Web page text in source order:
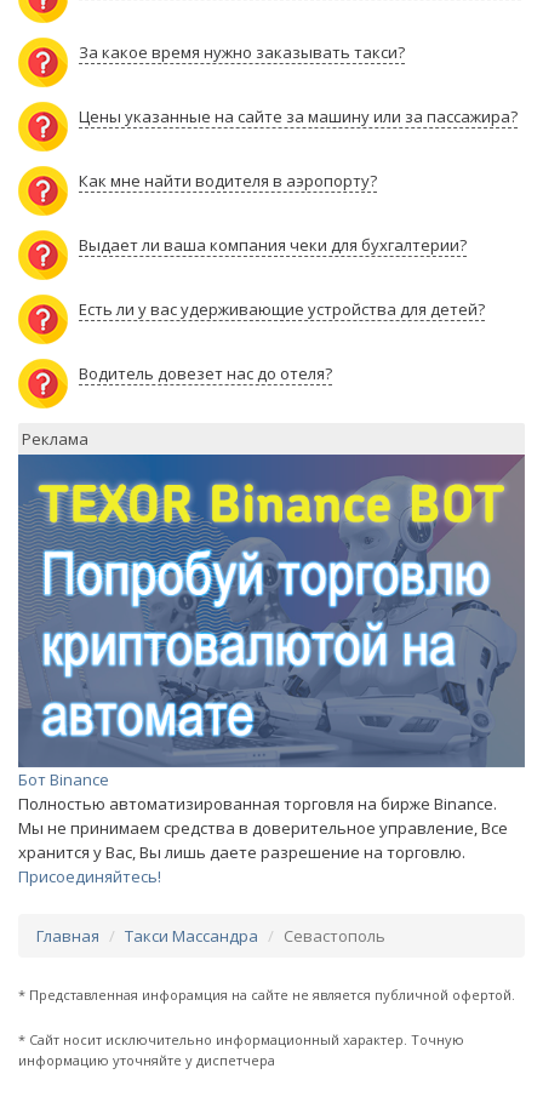
За какое время нужно заказывать такси?
Цены указанные на сайте за машину или за пассажира?
Как мне найти водителя в аэропорту?
Выдает ли ваша компания чеки для бухгалтерии?
Есть ли у вас удерживающие устройства для детей?
Водитель довезет нас до отеля?
Реклама
Бот Binance
Полностью автоматизированная торговля на бирже Binance.
Мы не принимаем средства в доверительное управление, Все
хранится у Вас, Вы лишь даете разрешение на торговлю.
Присоединяйтесь!
Главная Такси Массандра Севастополь
* Представленная инфорамция на сайте не является публичной офертой.
* Сайт носит исключительно информационный характер. Точную
информацию уточняйте у диспетчера